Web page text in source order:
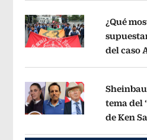
Opens in new window
¿Qué
del caso
Opens in new window
tema del
de Ken